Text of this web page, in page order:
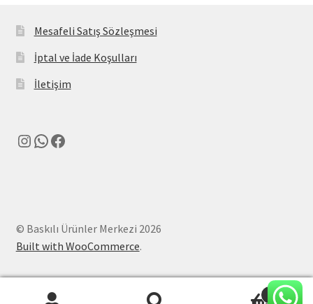
Mesafeli Satış Sözleşmesi
İptal ve İade Koşulları
İletişim
Instagram
WhatsApp
Facebook
© Baskılı Ürünler Merkezi 2026
Built with WooCommerce.